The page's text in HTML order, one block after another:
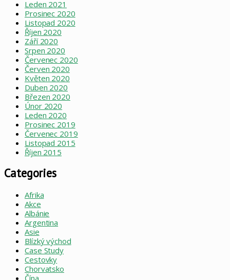
Leden 2021
Prosinec 2020
Listopad 2020
Říjen 2020
Září 2020
Srpen 2020
Červenec 2020
Červen 2020
Květen 2020
Duben 2020
Březen 2020
Únor 2020
Leden 2020
Prosinec 2019
Červenec 2019
Listopad 2015
Říjen 2015
Categories
Afrika
Akce
Albánie
Argentina
Asie
Blízký východ
Case Study
Cestovky
Chorvatsko